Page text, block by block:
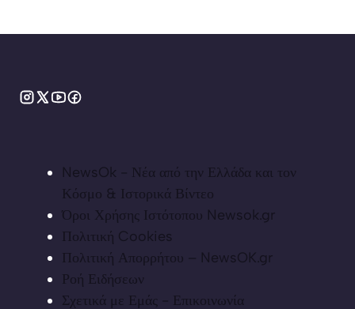
NewsOk - Νέα από την Ελλάδα και τον
Κόσμο & Ιστορικά Βίντεο
Όροι Χρήσης Ιστότοπου Newsok.gr
Πολιτική Cookies
Πολιτική Απορρήτου – NewsOK.gr
Ροή Ειδήσεων
Σχετικά με Εμάς - Επικοινωνία